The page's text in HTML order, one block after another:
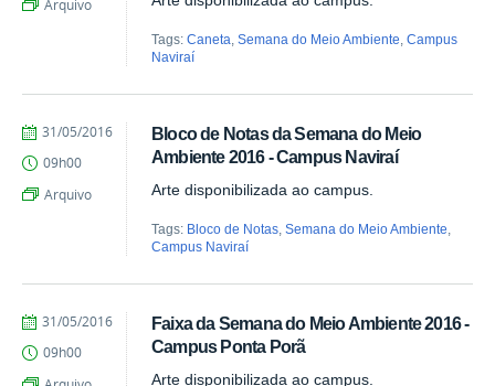
Tags:Caneta ,Semana do Meio Ambiente ,Campus
Naviraí
Arquivo
Bloco de Notas da Semana do Meio
Ambiente 2016 - Campus Naviraí
Arte disponibilizada ao campus.
Tags: Bloco de Notas ,Semana do Meio Ambiente
Campus Naviraí
by
Aragão
Published
31/05/2016
09h00
Arquivo
Faixa da Semana do Meio Ambiente 2016 -
Campus Ponta Porã
Arte disponibilizada ao campus.
by
Aragão
Published
31/05/2016
09h00